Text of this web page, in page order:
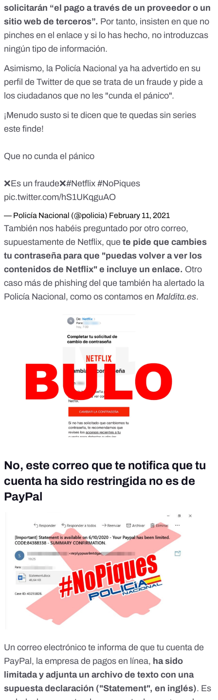
solicitarán “el pago a través de un proveedor o un
sitio web de terceros”. Por tanto, insisten en que no
pinches en el enlace y si lo has hecho, no introduzcas
ningún tipo de información.
Asimismo, la Policía Nacional ya ha advertido en su
perfil de Twitter de que se trata de un fraude y pide a
los ciudadanos que no les "cunda el pánico".
¡Menudo susto si te dicen que te quedas sin series
este finde!
Que no cunda el pánico
❌Es un fraude❌#Netflix #NoPiques
pic.twitter.com/hS1UKqguAO
— Policía Nacional (@policia) February 11, 2021
También nos habéis preguntado por otro correo,
supuestamente de Netflix, que te pide que cambies
tu contraseña para que "puedas volver a ver los
contenidos de Netflix" e incluye un enlace. Otro
caso más de phishing del que también ha alertado la
Policía Nacional, como os contamos en Maldita.es.
No, este correo que te notifica que tu
cuenta ha sido restringida no es de
PayPal
Un correo electrónico te informa de que tu cuenta de
PayPal, la empresa de pagos en línea, ha sido
limitada y adjunta un archivo de texto con una
supuesta declaración ("Statement", en inglés). Es